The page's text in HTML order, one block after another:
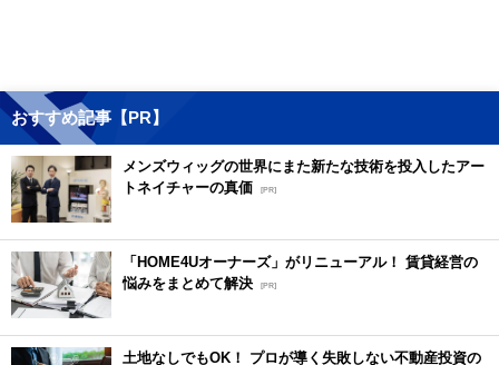
おすすめ記事【PR】
メンズウィッグの世界にまた新たな技術を投入したアー
トネイチャーの真価 [PR]
「HOME4Uオーナーズ」がリニューアル！ 賃貸経営の
悩みをまとめて解決 [PR]
土地なしでもOK！ プロが導く失敗しない不動産投資の